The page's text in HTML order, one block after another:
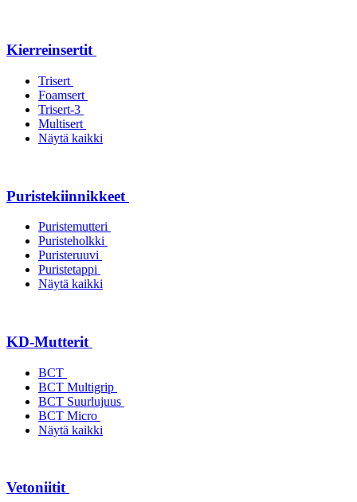
Kierreinsertit
Trisert
Foamsert
Trisert-3
Multisert
Näytä kaikki
Puristekiinnikkeet
Puristemutteri
Puristeholkki
Puristeruuvi
Puristetappi
Näytä kaikki
KD-Mutterit
BCT
BCT Multigrip
BCT Suurlujuus
BCT Micro
Näytä kaikki
Vetoniitit